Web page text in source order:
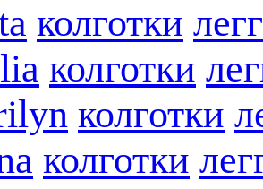
колготки
колготки
колготки
колготки